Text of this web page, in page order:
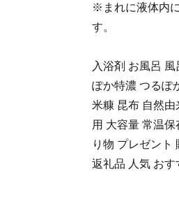
※まれに液体内
す。
入浴剤 お風呂
ぽか特濃 つるぽ
米糠 昆布 自然
用 大容量 常温
り物 プレゼント
返礼品 人気 お